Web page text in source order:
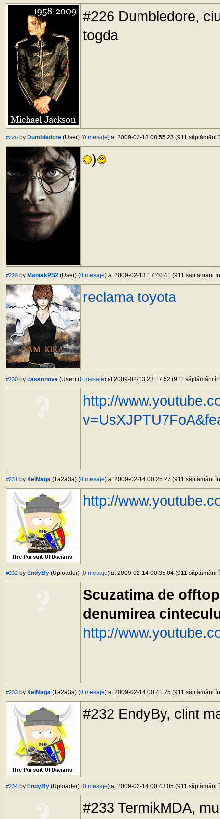
#226 Dumbledore,
togda
#228 by Dumbledore (User) (0 mesaje) at 2009-02-13 08:55:23 (911 săptămâni
)
#229 by ManiakPS2 (User) (0 mesaje) at 2009-02-13 17:40:41 (911 săptămâni
reclama toyota
#230 by casannova (User) (0 mesaje) at 2009-02-13 23:17:52 (911 săptămâni
http://
#231 by XelNaga (1a2a3a) (0 mesaje) at 2009-02-14 00:25:27 (911 săptămâni
http://
#232 by EndyBy (Uploader) (0 mesaje) at 2009-02-14 00:35:04 (911 săptămâni
Scuzatima de
denumirea
http://
#233 by XelNaga (1a2a3a) (0 mesaje) at 2009-02-14 00:41:25 (911 săptămâni
#232 EndyBy, clint
#234 by EndyBy (Uploader) (0 mesaje) at 2009-02-14 00:43:05 (911 săptămâni
#233 TermikMDA,